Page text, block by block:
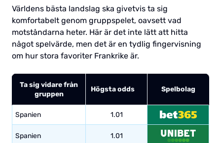
Världens bästa landslag ska givetvis ta sig
komfortabelt genom gruppspelet, oavsett vad
motståndarna heter. Här är det inte lätt att hitta
något spelvärde, men det är en tydlig fingervisning
om hur stora favoriter Frankrike är.
Ta sig vidare från
gruppen
Högsta odds Spelbolag
Spanien 1.01
Spanien 1.01